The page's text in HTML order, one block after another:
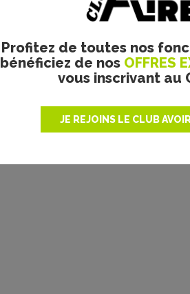
Profitez de toutes nos
bénéficiez de nos OFFRES
vous inscrivant au
JE REJOINS LE CLUB